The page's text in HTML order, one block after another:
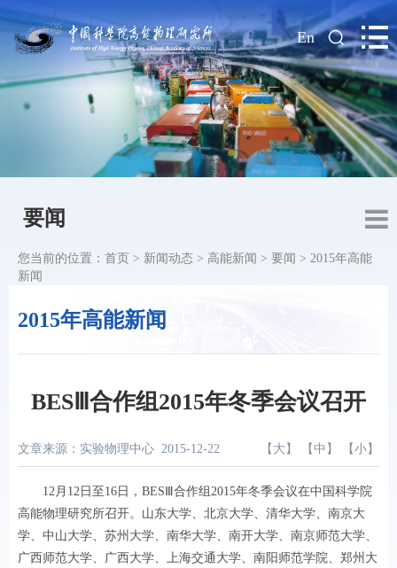
| En
要闻
2015年高能新闻
您当前的位置： 首页 > 新闻动态 > 高能新闻 > 要闻 > 2015年高能
新闻
BESⅢ合作组2015年冬季会议召开
文章来源：实验物理中心 2015-12-22 【 大 】 【 中 】 【 小 】
12月 12 日至 16 日， BES Ⅲ合作组 2015年冬季会议在中国科学院
高能物理研究所召开。山东大学、北京大学、清华大学、南京大
学、中山大学、苏州大学、南华大学、南开大学、南京师范大学、
广西师范大学、广西大学、上海交通大学、南阳师范学院、郑州大